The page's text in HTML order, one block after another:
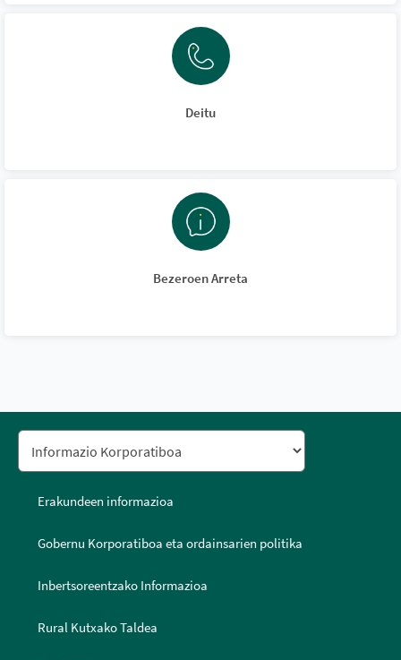
Deitu
Bezeroen Arreta
Erakundeen informazioa
Gobernu Korporatiboa eta ordainsarien politika
Inbertsoreentzako Informazioa
Rural Kutxako Taldea